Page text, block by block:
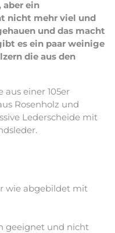
ein
nicht mehr viel und
und das macht
es ein paar weinige
die aus den
einer 105er
Rosenholz und
Lederscheide mit
wie abgebildet mit
geeignet und nicht